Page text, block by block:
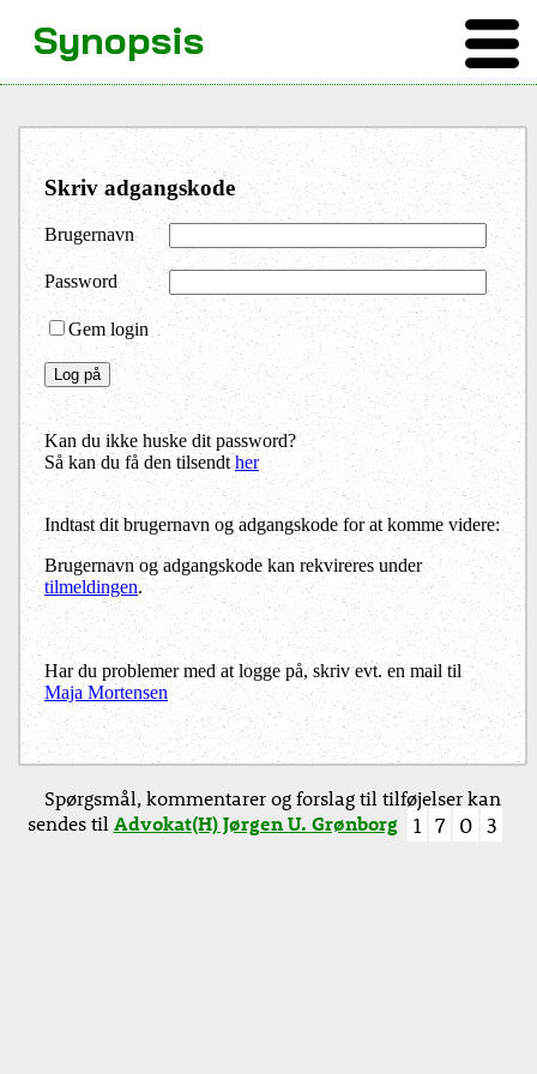
Skriv adgangskode
Brugernavn
Password
Gem login
Kan du ikke huske dit password?
Så kan du få den tilsendther
Indtast dit brugernavn og adgangskode for at komme videre:
Brugernavn og adgangskode kan rekvireres under
tilmeldingen.
Har du problemer med at logge på, skriv evt. en mail til
Maja Mortensen
Synopsis
Spørgsmål, kommentarer og forslag til tilføjelser kan
sendes tilAdvokat(H) Jørgen U. Grønborg 1 7 0 3